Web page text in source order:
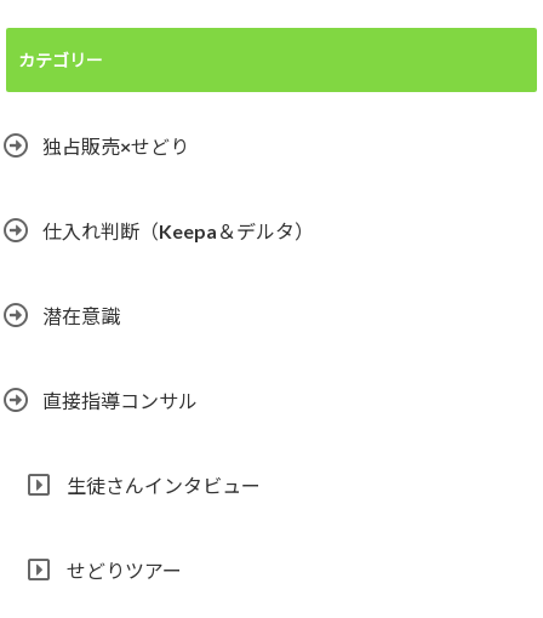
カテゴリー
独占販売×せどり
仕入れ判断（Keepa＆デルタ）
潜在意識
直接指導コンサル
生徒さんインタビュー
せどりツアー